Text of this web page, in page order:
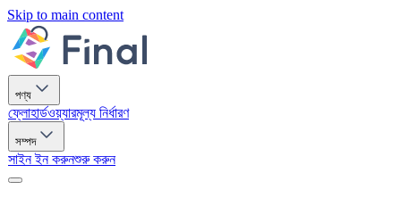
Skip to main content
পণ্য
ফ্লোহার্ডওয়্যারমূল্য নির্ধারণ
সম্পদ
সাইন ইন করুনশুরু করুন